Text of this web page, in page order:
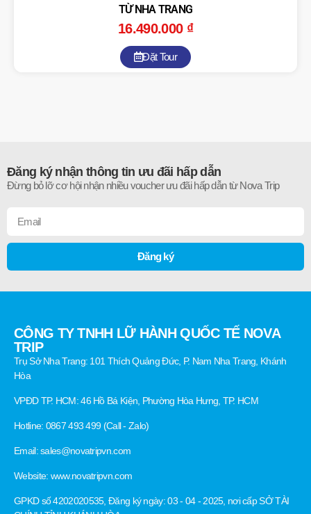
TỪ NHA TRANG
16.490.000 ₫
Đặt Tour
Đăng ký nhận thông tin ưu đãi hấp dẫn
Đừng bỏ lỡ cơ hội nhận nhiều voucher ưu đãi hấp dẫn từ Nova Trip
Đăng ký
CÔNG TY TNHH LỮ HÀNH QUỐC TẾ NOVA
TRIP
Trụ Sở Nha Trang: 101 Thích Quảng Đức, P. Nam Nha Trang, Khánh
Hòa
VPĐD TP. HCM: 46 Hồ Bá Kiện, Phường Hòa Hưng, TP. HCM
Hotline: 0867 493 499 (Call - Zalo)
Email: sales@novatripvn.com
Website: www.novatripvn.com
GPKD số 4202020535, Đăng ký ngày: 03 - 04 - 2025, nơi cấp SỞ TÀI